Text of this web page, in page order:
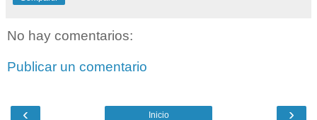
No hay comentarios:
Publicar un comentario
‹ ›
Inicio